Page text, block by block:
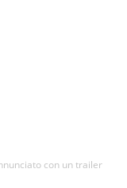
con un trailer